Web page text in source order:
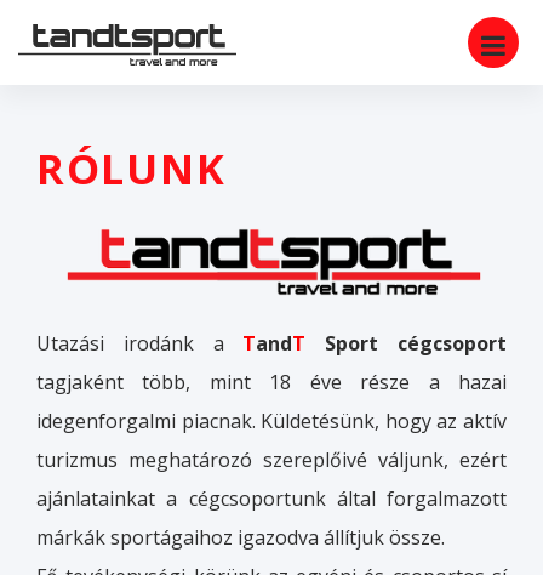
RÓLUNK
Utazási irodánk a TandT Sport cégcsoport
tagjaként több, mint 18 éve része a hazai
idegenforgalmi piacnak. Küldetésünk, hogy az aktív
turizmus meghatározó szereplőivé váljunk, ezért
ajánlatainkat a cégcsoportunk által forgalmazott
márkák sportágaihoz igazodva állítjuk össze.